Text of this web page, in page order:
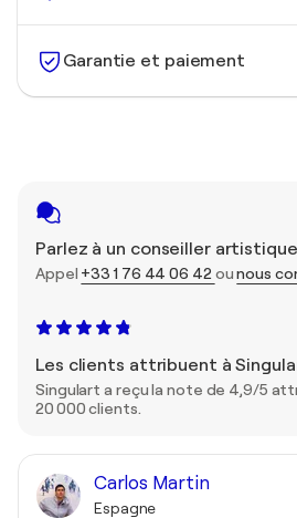
Garantie et paiement
Parlez à un conseiller artistique
Appel +33 1 76 44 06 42 ounous
Les clients attribuent à
Singulart a reçu la note de 4,9/5
20 000 clients.
Carlos Martin
Espagne